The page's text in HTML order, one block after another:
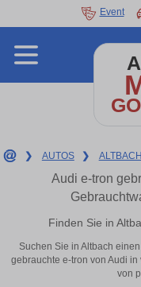
Event
❯ AUTOS ❯ ALTBACH
Audi e-tron
Finden Sie in
Suchen Sie in Altbach
gebrauchte e-tron von Audi
von